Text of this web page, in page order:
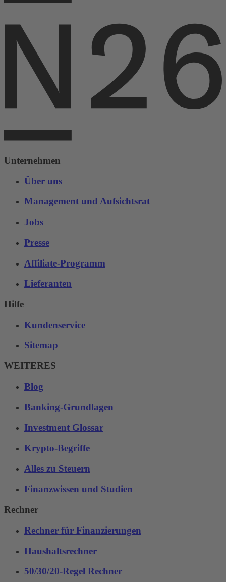
Unternehmen
Über uns
Management und Aufsichtsrat
Jobs
Presse
Affiliate-Programm
Lieferanten
Hilfe
Kundenservice
Sitemap
WEITERES
Blog
Banking-Grundlagen
Investment Glossar
Krypto-Begriffe
Alles zu Steuern
Finanzwissen und Studien
Rechner
Rechner für Finanzierungen
Haushaltsrechner
50/30/20-Regel Rechner